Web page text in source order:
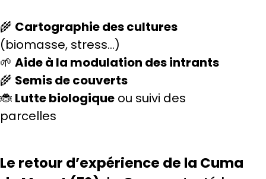
🌾 Cartographie des cultures
(biomasse, stress…)
🌱 Aide à la modulation des intrants
🌾 Semis de couverts
🐞 Lutte biologique ou suivi des
parcelles
Le retour d’expérience de la Cuma